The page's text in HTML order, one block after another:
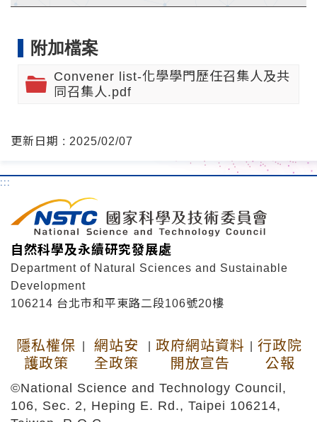
附加檔案
Convener list-化學學門歷任召集人及共
同召集人.pdf
更新日期 : 2025/02/07
:::
自然科學及永續研究發展處
Department of Natural Sciences and Sustainable
Development
106214 台北市和平東路二段106號20樓
隱私權保
護政策
網站安
全政策
政府網站資料
開放宣告
行政院
公報
©National Science and Technology Council,
106, Sec. 2, Heping E. Rd., Taipei 106214,